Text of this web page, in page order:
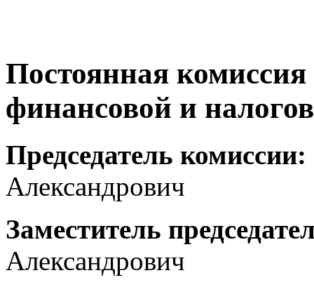
Постоянная
финансовой и
Председатель комиссии:
Александрович
Заместитель
Александрович